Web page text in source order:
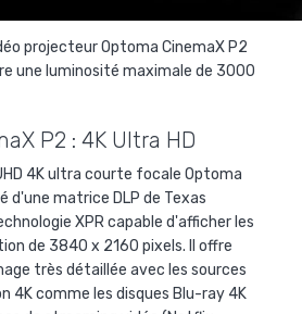
projecteur Optoma CinemaX P2
une luminosité maximale de 3000
P2 : 4K Ultra HD
4K ultra courte focale Optoma
d'une matrice DLP de Texas
XPR capable d'afficher les
de 3840 x 2160 pixels. Il offre
très détaillée avec les sources
4K comme les disques Blu-ray 4K